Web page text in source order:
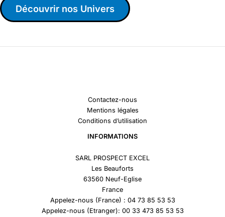
Découvrir nos Univers
Contactez-nous
Mentions légales
Conditions d’utilisation
INFORMATIONS
SARL PROSPECT EXCEL
Les Beauforts
63560 Neuf-Eglise
France
Appelez-nous (France) : 04 73 85 53 53
Appelez-nous (Etranger): 00 33 473 85 53 53